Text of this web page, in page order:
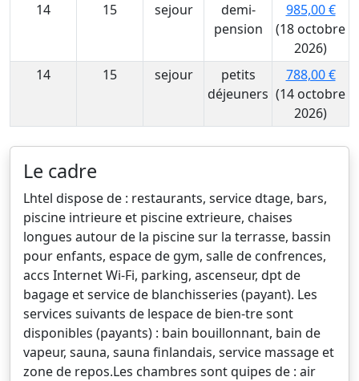
14
15 sejour
demi-
pension
985,00 €
(18 octobre
2026)
14
15 sejour
petits
déjeuners
788,00 €
(14 octobre
2026)
Le cadre
Lhtel dispose de : restaurants, service dtage, bars,
piscine intrieure et piscine extrieure, chaises
longues autour de la piscine sur la terrasse, bassin
pour enfants, espace de gym, salle de confrences,
accs Internet Wi-Fi, parking, ascenseur, dpt de
bagage et service de blanchisseries (payant). Les
services suivants de lespace de bien-tre sont
disponibles (payants) : bain bouillonnant, bain de
vapeur, sauna, sauna finlandais, service massage et
zone de repos.Les chambres sont quipes de : air